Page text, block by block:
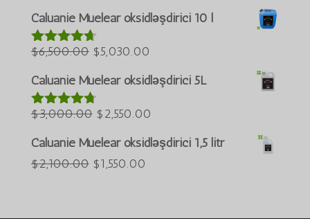
qiymətləndiri
lib
qiymət:
$35,000.00
idi.
qiymət:
Caluanie Muelear oksidləşdirici 10 l
5 baldan
qiymətləndi
rilib
$6,500.00 İlkin
qiymət:
$6,500.00
idi.
$5,030.00
qiymət:
$5,030.00.
Caluanie Muelear oksidləşdirici 5L
5 baldan
qiymətləndi
$3,000.00 İlkin
qiymət:
$2,550.00
qiymət:
$2,550.00.
Caluanie Muelear oksidləşdirici 1,5 litr
$2,100.00 İlkin
$1,550.00
Қазақ тілі
ភាសាខ្មែរ